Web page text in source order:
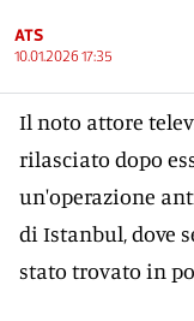
ATS
10.01.2026 17:35
Il noto attore
rilasciato dopo
un'operazione
di Istanbul, dove
stato trovato in